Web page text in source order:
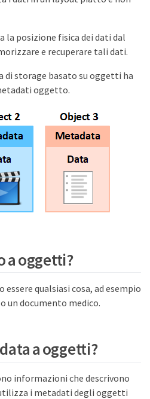
la posizione fisica dei dati dal
e recuperare tali dati.
di storage basato su oggetti ha
oggetto.
a oggetti?
qualsiasi cosa, ad esempio
un documento medico.
a oggetti?
informazioni che descrivono
i metadati degli oggetti